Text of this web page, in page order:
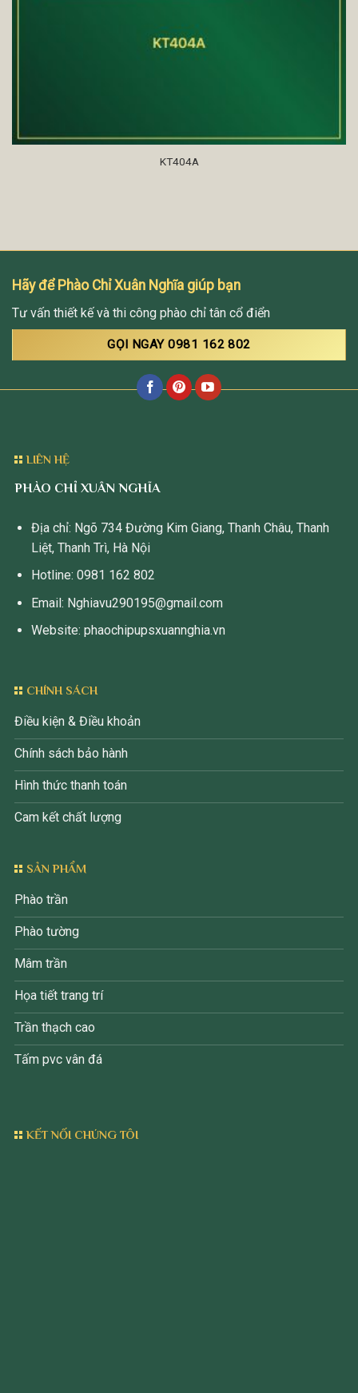
KT404A
Hãy để Phào Chỉ Xuân Nghĩa giúp bạn
Tư vấn thiết kế và thi công phào chỉ tân cổ điển
GỌI NGAY 0981 162 802
LIÊN HỆ
PHÀO CHỈ XUÂN NGHĨA
Địa chỉ: Ngõ 734 Đường Kim Giang, Thanh Châu, Thanh
Liệt, Thanh Trì, Hà Nội
Hotline: 0981 162 802
Email: Nghiavu290195@gmail.com
Website: phaochipupsxuannghia.vn
CHÍNH SÁCH
Điều kiện & Điều khoản
Chính sách bảo hành
Hình thức thanh toán
Cam kết chất lượng
SẢN PHẨM
Phào trần
Phào tường
Mâm trần
Họa tiết trang trí
Trần thạch cao
Tấm pvc vân đá
KẾT NỐI CHÚNG TÔI